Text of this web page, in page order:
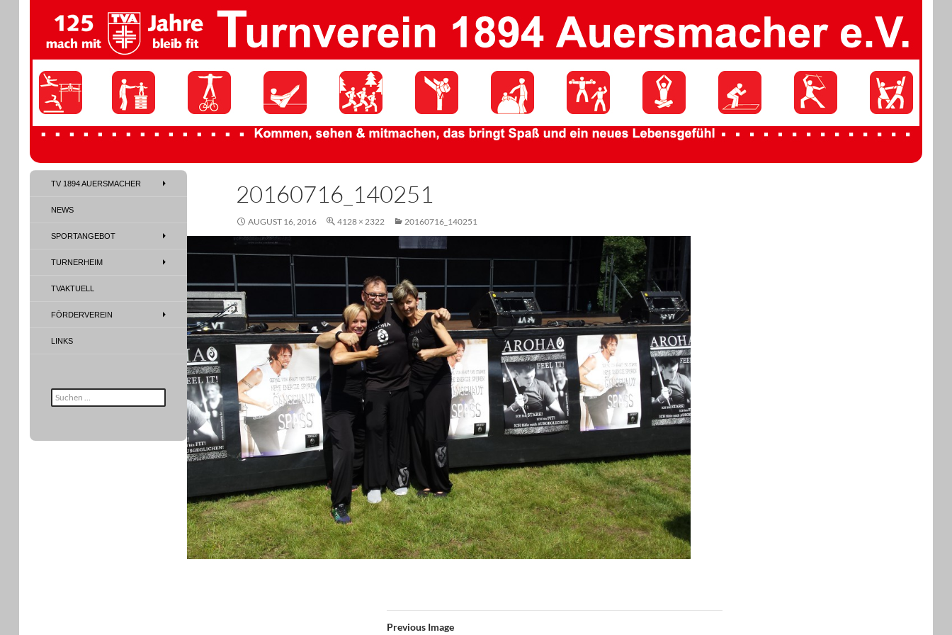
TV 1894 Auersmacher
20160716_140251
AUGUST 16, 2016 4128 × 2322 20160716_140251
Previous Image
TV 1894 Auersmacher
TV 1894 AUERSMACHER
NEWS
SPORTANGEBOT
TURNERHEIM
TVAKTUELL
FÖRDERVEREIN
LINKS
Suche
nach: